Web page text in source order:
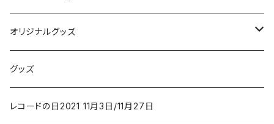
コメディ
ファンタジー/アドベンチャー
アニメーション
New Order
Jazz
オリジナルグッズ
コーヒー
洋服
グッズ
レコードの日2021 11月3日/11月27日